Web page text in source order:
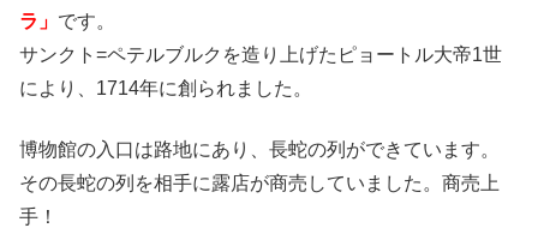
ラ」 です。
サンクト=ペテルブルクを造り上げたピョートル大帝1世
により、1714年に創られました。
博物館の入口は路地にあり、長蛇の列ができています。
その長蛇の列を相手に露店が商売していました。商売上
手！